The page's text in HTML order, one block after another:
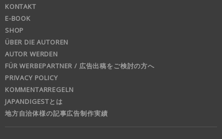
KONTAKT
E-BOOK
SHOP
ÜBER DIE AUTOREN
AUTOR WERDEN
FÜR WERBEPARTNER / 広告出稿をご検討の方へ
PRIVACY POLICY
KOMMENTARREGELN
JAPANDIGESTとは
地方自治体様の記事広告制作実績